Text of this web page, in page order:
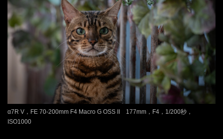
α7R V，FE 70-200mm F4 Macro G OSS II 177mm，F4，1/200秒，
ISO1000